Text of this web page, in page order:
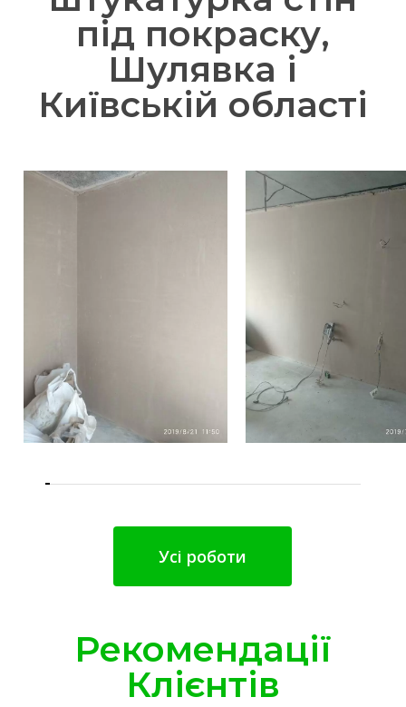
під покраску,
Шулявка і
Київській області
Усі роботи
Рекомендації
Клієнтів